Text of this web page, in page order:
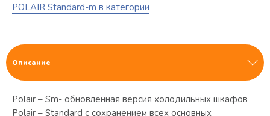
POLAIR Standard-m в категории
Описание
Polair – Sm- обновленная версия холодильных шкафов
Polair – Standard с сохранением всех основных